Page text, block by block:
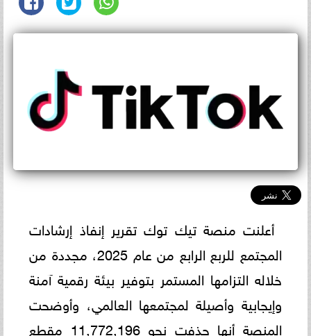
أعلنت منصة تيك توك تقرير إنفاذ إرشادات
المجتمع للربع الرابع من عام 2025، مجددة من
خلاله التزامها المستمر بتوفير بيئة رقمية آمنة
وإيجابية وأصيلة لمجتمعها العالمي، وأوضحت
المنصة أنها حذفت نحو 11,772,196 مقطع